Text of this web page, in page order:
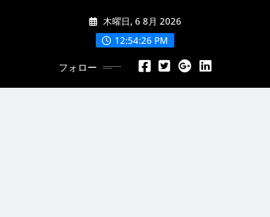
に
木曜日, 6 8月 2026
12:54:26 PM
フォロー